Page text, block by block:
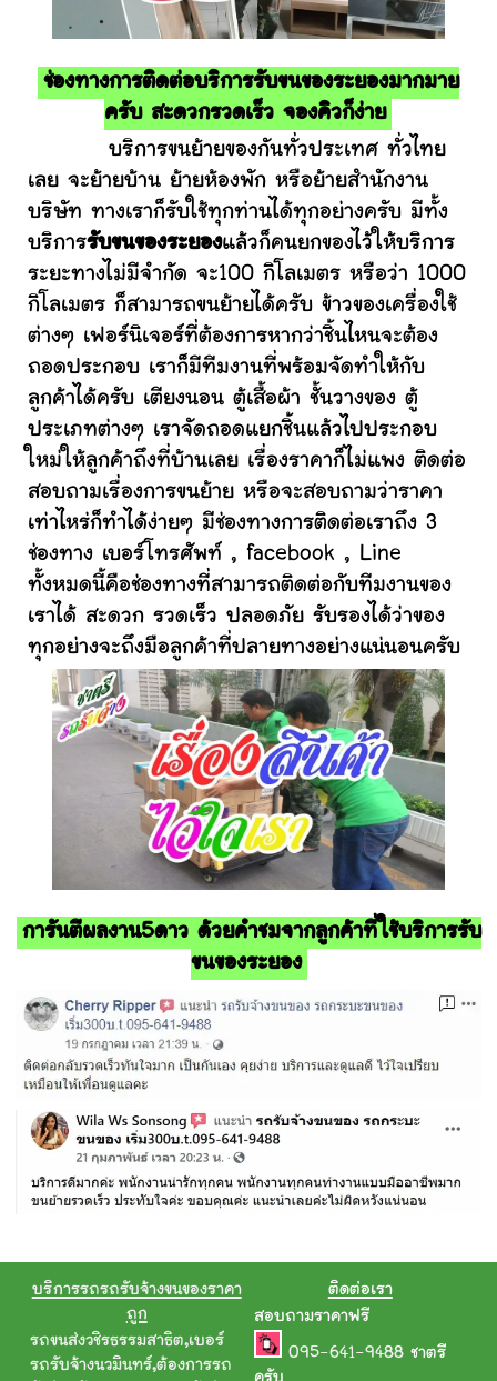
ช่องทางการติดต่อบริการรับขนของระยองมากมาย
ครับ สะดวกรวดเร็ว จองคิวก็ง่าย
บริการขนย้ายของกันทั่วประเทศ ทั่วไทย
เลย จะย้ายบ้าน ย้ายห้องพัก หรือย้ายสำนักงาน
บริษัท ทางเราก็รับใช้ทุกท่านได้ทุกอย่างครับ มีทั้ง
บริการรับขนของระยองแล้วก็คนยกของไว้ให้บริการ
ระยะทางไม่มีจำกัด จะ100 กิโลเมตร หรือว่า 1000
กิโลเมตร ก็สามารถขนย้ายได้ครับ ข้าวของเครื่องใช้
ต่างๆ เฟอร์นิเจอร์ที่ต้องการหากว่าชิ้นไหนจะต้อง
ถอดประกอบ เราก็มีทีมงานที่พร้อมจัดทำให้กับ
ลูกค้าได้ครับ เตียงนอน ตู้เสื้อผ้า ชั้นวางของ ตู้
ประเภทต่างๆ เราจัดถอดแยกชิ้นแล้วไปประกอบ
ใหม่ให้ลูกค้าถึงที่บ้านเลย เรื่องราคาก็ไม่แพง ติดต่อ
สอบถามเรื่องการขนย้าย หรือจะสอบถามว่าราคา
เท่าไหร่ก็ทำได้ง่ายๆ มีช่องทางการติดต่อเราถึง 3
ช่องทาง เบอร์โทรศัพท์ , facebook , Line
ทั้งหมดนี้คือช่องทางที่สามารถติดต่อกับทีมงานของ
เราได้ สะดวก รวดเร็ว ปลอดภัย รับรองได้ว่าของ
ทุกอย่างจะถึงมือลูกค้าที่ปลายทางอย่างแน่นอนครับ
การันตีผลงาน5ดาว ด้วยคำชมจากลูกค้าที่ใช้บริการรับ
ขนของระยอง
บริการรถรถรับจ้างขนของราคา
ถูก
รถขนส่งวชิรธรรมสาธิต,เบอร์
รถรับจ้างนวมินทร์,ต้องการรถ
ติดต่อเรา
สอบถามราคาฟรี
095-641-9488 ชาตรี